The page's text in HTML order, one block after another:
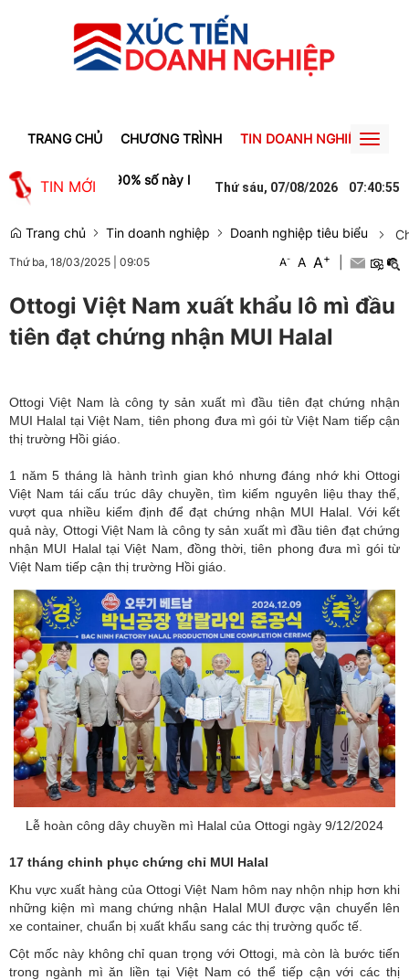
TRANG CHỦ CHƯƠNG TRÌNH TIN DOANH NGHIỆP Toggle
TIN MỚI
hơn 90% số này lại thuộc về cổ đông không kiểm soát?
Thứ sáu, 07/08/2026 07:40:56
Trang chủ Tin doanh nghiệp Doanh nghiệp tiêu biểu
Thứ ba, 18/03/2025 09:05 A- A A+
Ottogi Việt Nam xuất khẩu lô mì đầu
tiên đạt chứng nhận MUI Halal
Ottogi Việt Nam là công ty sản xuất mì đầu tiên đạt chứng nhận
MUI Halal tại Việt Nam, tiên phong đưa mì gói từ Việt Nam tiếp cận
thị trường Hồi giáo.
1 năm 5 tháng là hành trình gian khó nhưng đáng nhớ khi Ottogi
Việt Nam tái cấu trúc dây chuyền, tìm kiếm nguyên liệu thay thế,
vượt qua nhiều kiểm định để đạt chứng nhận MUI Halal. Với kết
quả này, Ottogi Việt Nam là công ty sản xuất mì đầu tiên đạt chứng
nhận MUI Halal tại Việt Nam, đồng thời, tiên phong đưa mì gói từ
Việt Nam tiếp cận thị trường Hồi giáo.
Lễ hoàn công dây chuyền mì Halal của Ottogi ngày 9/12/2024
17 tháng chinh phục chứng chỉ MUI Halal
Khu vực xuất hàng của Ottogi Việt Nam hôm nay nhộn nhịp hơn khi
những kiện mì mang chứng nhận Halal MUI được vận chuyển lên
xe container, chuẩn bị xuất khẩu sang các thị trường quốc tế.
Cột mốc này không chỉ quan trọng với Ottogi, mà còn là bước tiến
trong ngành mì ăn liền tại Việt Nam có thể tiếp cận với các thị